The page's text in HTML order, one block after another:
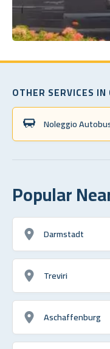
OTHER SERVICES
Noleggio
Popular
Darmstadt
Treviri
Aschaffenburg